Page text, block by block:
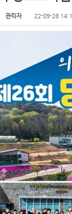
관리자 22-09-28